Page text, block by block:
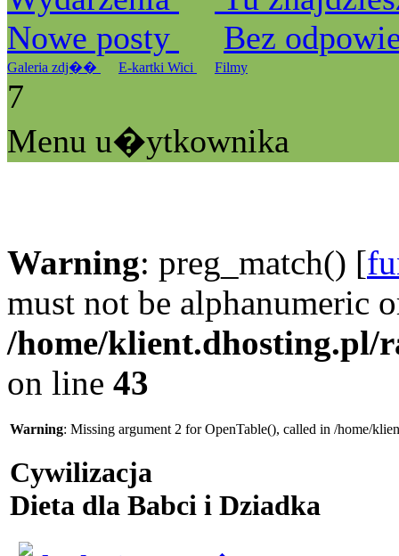
Nowe posty
Bez
Galeria zdj�� E-kartki Wici Filmy
7
Menu u�ytkownika
Warning: preg_match() [
must not be alphanumeric
/home/klient.dhosting.pl/
on line 43
Warning: Missing argument 2 for OpenTable(), called in /home/
Cywilizacja
Dieta dla Babci i Dziadka